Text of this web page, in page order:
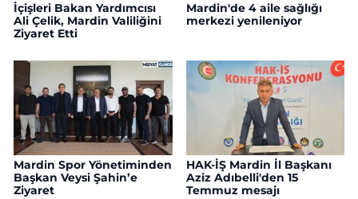
İçişleri Bakan Yardımcısı
Ali Çelik, Mardin Valiliğini
Ziyaret Etti
Mardin'de 4 aile sağlığı
merkezi yenileniyor
Mardin Spor Yönetiminden
Başkan Veysi Şahin’e
Ziyaret
HAK-İŞ Mardin İl Başkanı
Aziz Adıbelli'den 15
Temmuz mesajı